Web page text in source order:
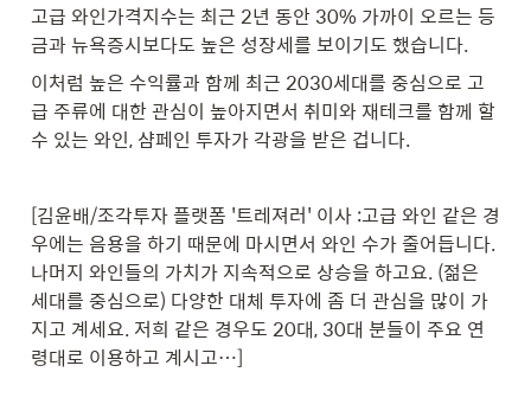
고급 와인가격지수는 최근 2년 동안 30% 가까이 오르는 등
금과 뉴욕증시보다도 높은 성장세를 보이기도 했습니다.
이처럼 높은 수익률과 함께 최근 2030세대를 중심으로 고
급 주류에 대한 관심이 높아지면서 취미와 재테크를 함께 할
수 있는 와인, 샴페인 투자가 각광을 받은 겁니다.
[김윤배/조각투자 플랫폼 '트레져러' 이사 :고급 와인 같은 경
우에는 음용을 하기 때문에 마시면서 와인 수가 줄어듭니다.
나머지 와인들의 가치가 지속적으로 상승을 하고요. (젊은
세대를 중심으로) 다양한 대체 투자에 좀 더 관심을 많이 가
지고 계세요. 저희 같은 경우도 20대, 30대 분들이 주요 연
령대로 이용하고 계시고…]